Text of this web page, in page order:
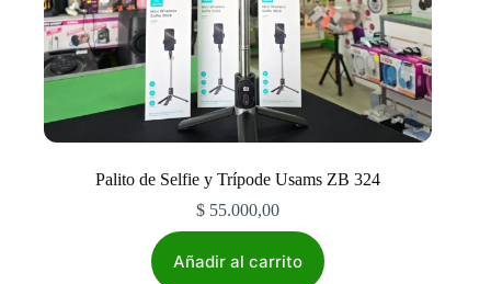
Palito de Selfie y Trípode Usams ZB 324
$ 55.000,00
Añadir al carrito